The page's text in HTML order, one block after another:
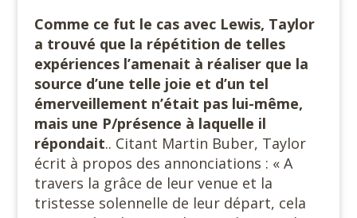
Comme ce fut le cas avec Lewis, Taylor
a trouvé que la répétition de telles
expériences l’amenait à réaliser que la
source d’une telle joie et d’un tel
émerveillement n’était pas lui-même,
mais une P/présence à laquelle il
répondait.. Citant Martin Buber, Taylor
écrit à propos des annonciations : « A
travers la grâce de leur venue et la
tristesse solennelle de leur départ, cela